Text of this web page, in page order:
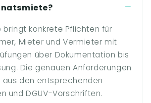
konkrete Pflichten für
Mieter und Vermieter mit
über Dokumentation bis
Die genauen Anforderungen
aus den entsprechenden
und DGUV-Vorschriften.